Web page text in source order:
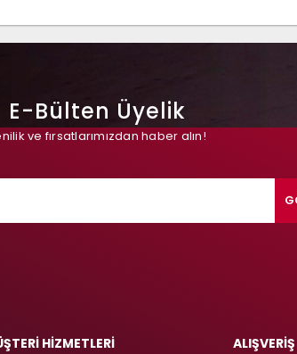
E-Bülten Üyelik
ve fırsatlarımızdan haber alın!
HİZMETLERİ